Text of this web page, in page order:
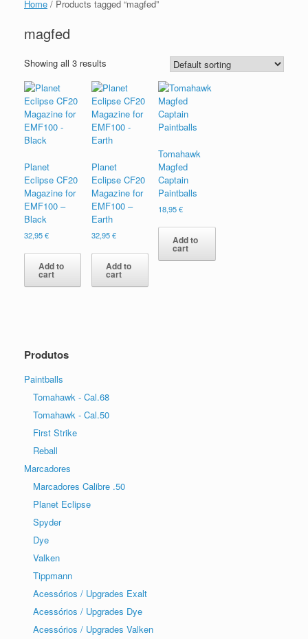
Home / Products tagged “magfed”
magfed
Showing all 3 results
Planet
Eclipse CF20
Magazine for
EMF100 –
Black
32,95€
Add to
cart
Planet
Eclipse CF20
Magazine for
EMF100 –
Earth
32,95€
Add to
cart
Tomahawk
Magfed
Captain
Paintballs
18,95€
Add to
cart
Produtos
Paintballs
Tomahawk - Cal.68
Tomahawk - Cal.50
First Strike
Reball
Marcadores
Marcadores Calibre .50
Planet Eclipse
Spyder
Dye
Valken
Tippmann
Acessórios / Upgrades Exalt
Acessórios / Upgrades Dye
Acessórios / Upgrades Valken